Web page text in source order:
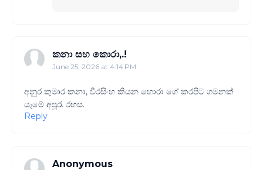
කනා සහ කොරා,.!
June 25, 2026 at 4:14 PM
අනුර කුමාර කනා, වීරසිංහ කියන හොරා ගේ කරපිට ගමනක්
යෑමේ අපූරැ රහස.
Reply
Anonymous